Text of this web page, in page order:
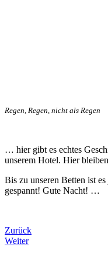
Regen, Regen, nicht als Regen
… hier gibt es echtes
unserem Hotel. Hier
Bis zu unseren Betten ist
gespannt! Gute Nacht! …
Zurück
Weiter